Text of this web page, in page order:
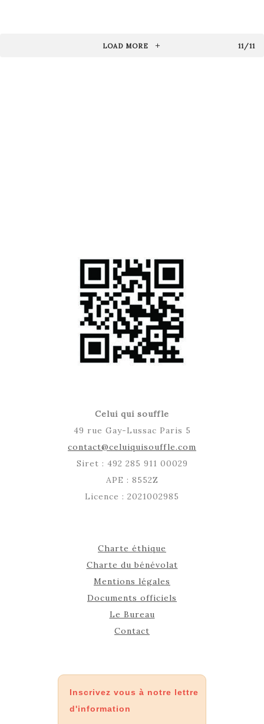
LOAD MORE 11/11
Celui qui souffle
49 rue Gay-Lussac Paris 5
contact@celuiquisouffle.com
Siret : 492 285 911 00029
APE : 8552Z
Licence : 2021002985
Charte éthique
Charte du bénévolat
Mentions légales
Documents officiels
Le Bureau
Contact
Inscrivez vous à notre lettre
d'information